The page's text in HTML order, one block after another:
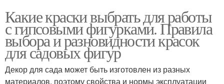
Какие краски выбрать для работы
с гипсовыми фигурками. Правила
выбора и разновидности красок
для садовых фигур
Декор для сада может быть изготовлен из разных
материалов, поэтому свойства и нормы эксплуатации